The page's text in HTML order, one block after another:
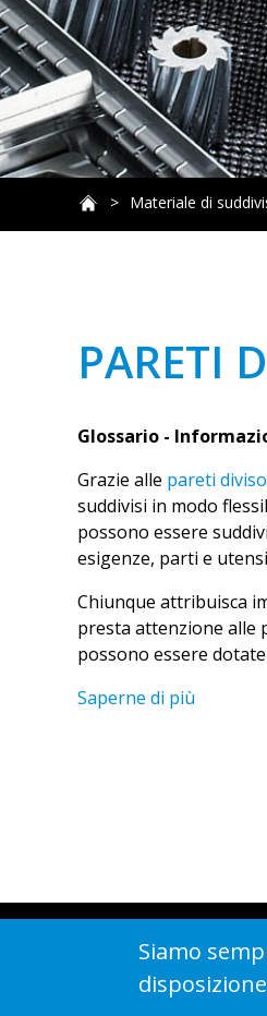
Materiale di
PARETI
Glossario -
Grazie alle pareti
suddivisi in modo
possono essere
esigenze, parti e
Chiunque attribuisca
presta attenzione alle
possono essere
Saperne di più
Siamo
disposizione